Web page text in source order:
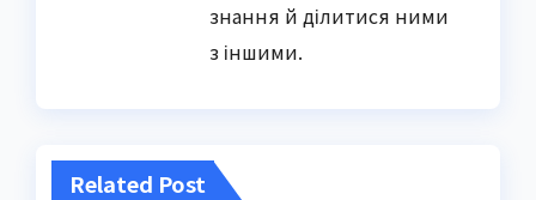
знання й ділитися ними
з іншими.
Related Post